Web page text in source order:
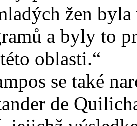
žen
a byly to
oblasti.“
se také
de